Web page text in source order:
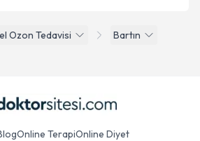
Ozon Tedavisi
Bartın
Online TerapiOnline Diyet